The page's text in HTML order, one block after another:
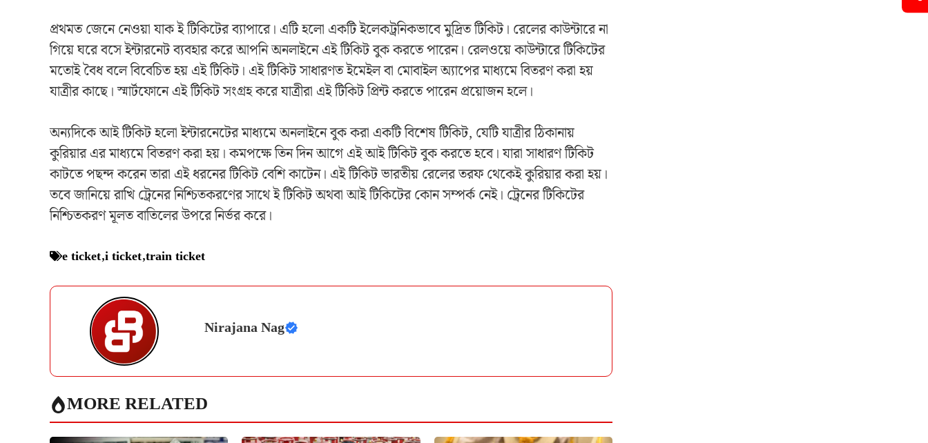
প্রথমত জেনে নেওয়া যাক ই টিকিটের ব্যাপারে। এটি হলো একটি ইলেকট্রনিকভাবে মুদ্রিত টিকিট। রেলের কাউন্টারে না
গিয়ে ঘরে বসে ইন্টারনেট ব্যবহার করে আপনি অনলাইনে এই টিকিট বুক করতে পারেন। রেলওয়ে কাউন্টারে টিকিটের
মতোই বৈধ বলে বিবেচিত হয় এই টিকিট। এই টিকিট সাধারণত ইমেইল বা মোবাইল অ্যাপের মাধ্যমে বিতরণ করা হয়
যাত্রীর কাছে। স্মার্টফোনে এই টিকিট সংগ্রহ করে যাত্রীরা এই টিকিট প্রিন্ট করতে পারেন প্রয়োজন হলে।
অন্যদিকে আই টিকিট হলো ইন্টারনেটের মাধ্যমে অনলাইনে বুক করা একটি বিশেষ টিকিট, যেটি যাত্রীর ঠিকানায়
কুরিয়ার এর মাধ্যমে বিতরণ করা হয়। কমপক্ষে তিন দিন আগে এই আই টিকিট বুক করতে হবে। যারা সাধারণ টিকিট
কাটতে পছন্দ করেন তারা এই ধরনের টিকিট বেশি কাটেন। এই টিকিট ভারতীয় রেলের তরফ থেকেই কুরিয়ার করা হয়।
তবে জানিয়ে রাখি ট্রেনের নিশ্চিতকরণের সাথে ই টিকিট অথবা আই টিকিটের কোন সম্পর্ক নেই। ট্রেনের টিকিটের
নিশ্চিতকরণ মূলত বাতিলের উপরে নির্ভর করে।
e ticket,i ticket,train ticket
Nirajana Nag
MORE RELATED